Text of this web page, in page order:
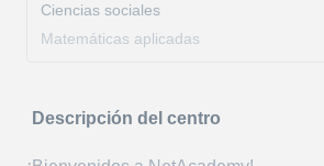
Ciencias sociales
Matemáticas aplicadas
Descripción del centro